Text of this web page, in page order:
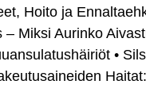
Hoito ja
– Miksi Aurinko
•